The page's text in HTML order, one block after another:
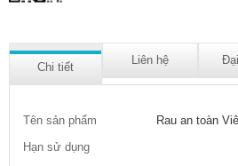
Chi tiết
Liên hệ
Tên sản phẩm
Rau an toàn
Hạn sử dụng